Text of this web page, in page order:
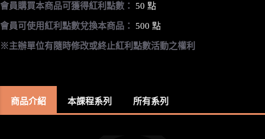
會員購買本商品可獲得紅利點數： 50 點
會員可使用紅利點數兌換本商品： 500 點
※主辦單位有隨時修改或終止紅利點數活動之權利
商品介紹 本課程系列 所有系列